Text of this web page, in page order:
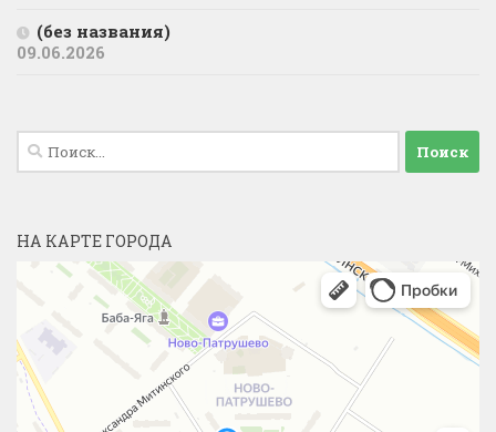
(без названия)
09.06.2026
Найти:
НА КАРТЕ ГОРОДА